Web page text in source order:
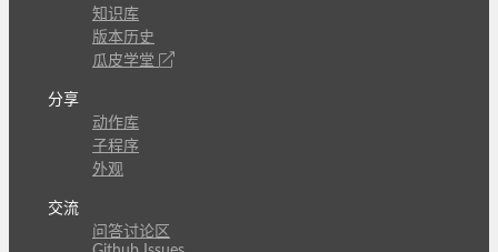
知识库
版本历史
瓜皮学堂
分享
动作库
子程序
外观
交流
问答讨论区